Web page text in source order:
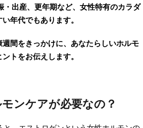
・出産、更年期など、女性特有のカラダ
年代でもあります。
間をきっかけに、あなたらしいホルモ
トをお伝えします。
ンケアが必要なの？